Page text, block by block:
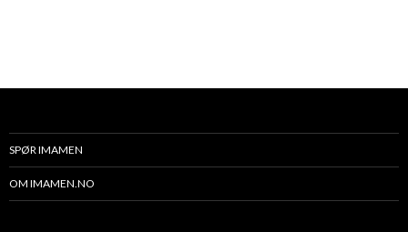
SPØR IMAMEN
OM IMAMEN.NO